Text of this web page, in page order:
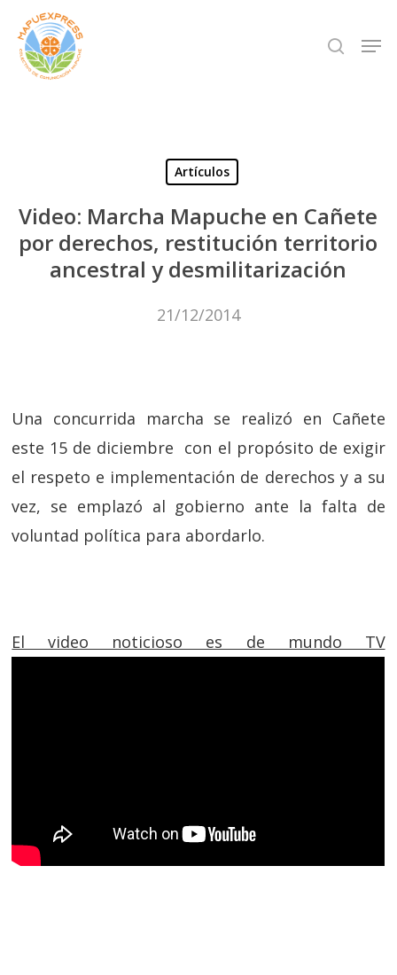
Skip
main
search
Artículos
Video: Marcha Mapuche en Cañete
por derechos, restitución territorio
ancestral y desmilitarización
21/12/2014
Una concurrida marcha se realizó en Cañete
este 15 de diciembre con el propósito de exigir
el respeto e implementación de derechos y a su
vez, se emplazó al gobierno ante la falta de
voluntad política para abordarlo.
El video noticioso es de mundo TV
Close